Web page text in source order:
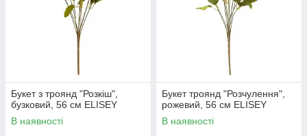
Букет з троянд "Розкіш",
бузковий, 56 см ELISEY
В наявності
Букет троянд "Розчулення",
рожевий, 56 см ELISEY
В наявності